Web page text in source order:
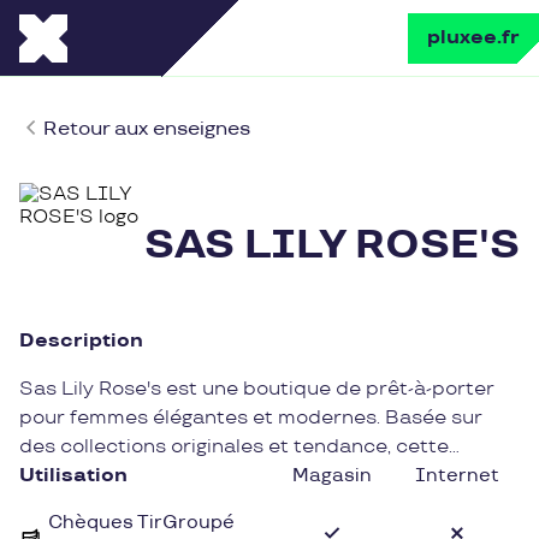
pluxee.fr
Retour aux enseignes
SAS LILY ROSE'S
Description
Sas Lily Rose's est une boutique de prêt-à-porter
pour femmes élégantes et modernes. Basée sur
des collections originales et tendance, cette
enseigne propose une sélection raffinée de
les occasions. Des coupes sophistiquées aux
Utilisation Magasin Internet
Chèques TirGroupé